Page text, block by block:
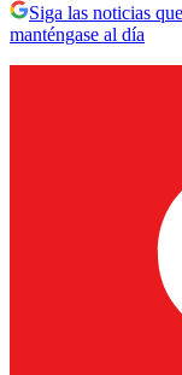
Siga las noticias
manténgase al día